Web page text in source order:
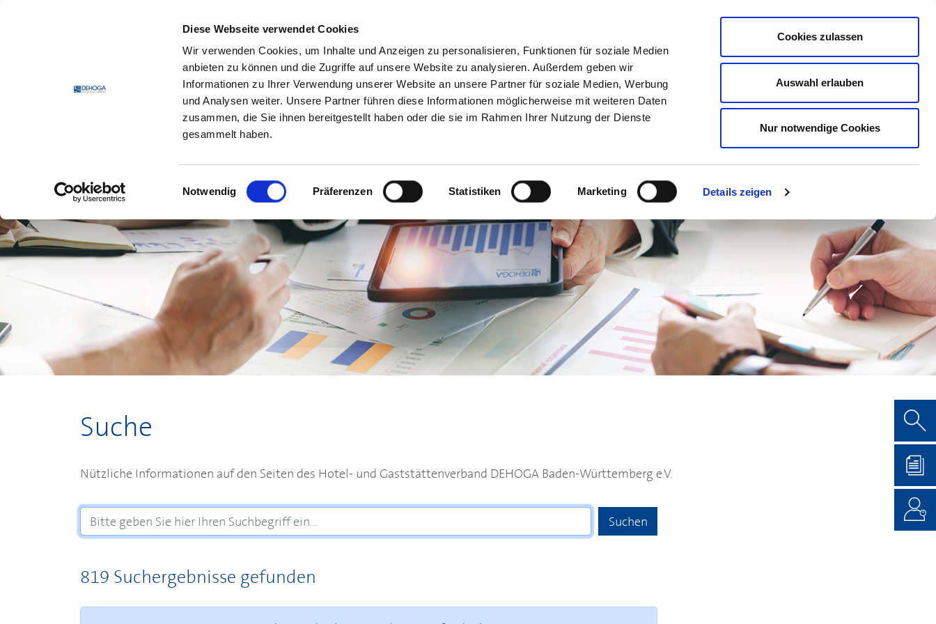
Diese Webseite verwendet Cookies
Wir verwenden Cookies, um Inhalte und Anzeigen zu personalisieren, Funktionen für soziale Medien
anbieten zu können und die Zugriffe auf unsere Website zu analysieren. Außerdem geben wir
Informationen zu Ihrer Verwendung unserer Website an unsere Partner für soziale Medien, Werbung
und Analysen weiter. Unsere Partner führen diese Informationen möglicherweise mit weiteren Daten
zusammen, die Sie ihnen bereitgestellt haben oder die sie im Rahmen Ihrer Nutzung der Dienste
gesammelt haben.
Einwilligungsauswahl
Notwendig Präferenzen Statistiken Marketing Details zeigen
Cookies zulassen
Auswahl erlauben
Nur notwendige Cookies
DEHOGA MITMACHEN INFORMIEREN SPAREN & PARTNER BERATEN AUSZEICHNEN
Suche
Nützliche Informationen auf den Seiten des Hotel- und Gaststättenverband DEHOGA Baden-Württemberg e.V.
819 Suchergebnisse gefunden